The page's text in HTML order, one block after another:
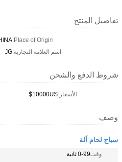
تفاصيل المنتج
Place of Origin:
اسم العلامة التجارية:JG
شروط الدفع والشحن
الأسعار:10000US$
وصف
سياج لحام آلة
وقت0-99 ثانية